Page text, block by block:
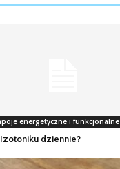
energetyczne i funkcjonalne
dziennie?